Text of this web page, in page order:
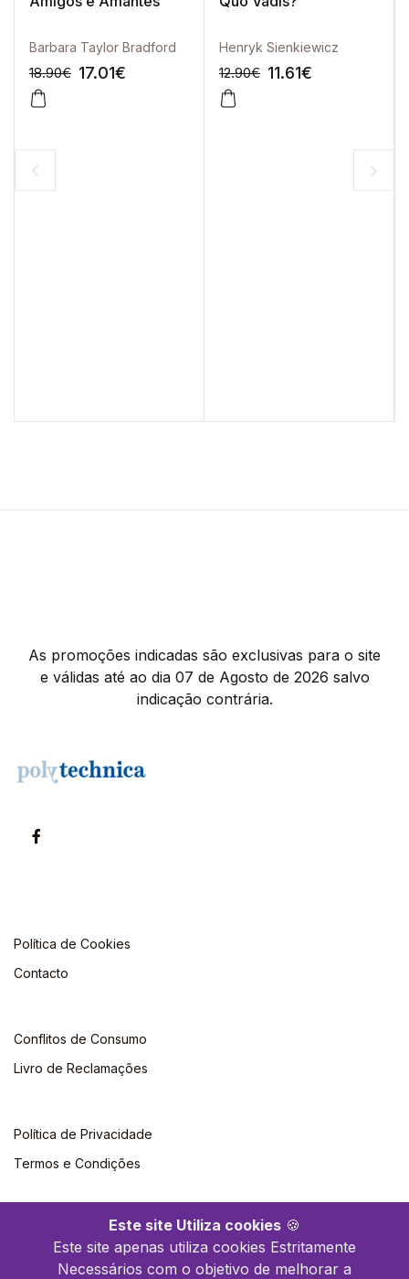
Este site Utiliza cookies 🍪
Este site apenas utiliza cookies Estritamente
Necessários com o objetivo de melhorar a
Barbara Taylor Bradford
18.90€ 17.01€
-10%
Henryk Sienkiewicz
12.90€ 11.61€
As promoções indicadas são exclusivas para o site
e válidas até ao dia 07 de Agosto de 2026 salvo
indicação contrária.
Política de Cookies
Contacto
Conflitos de Consumo
Livro de Reclamações
Política de Privacidade
Termos e Condições